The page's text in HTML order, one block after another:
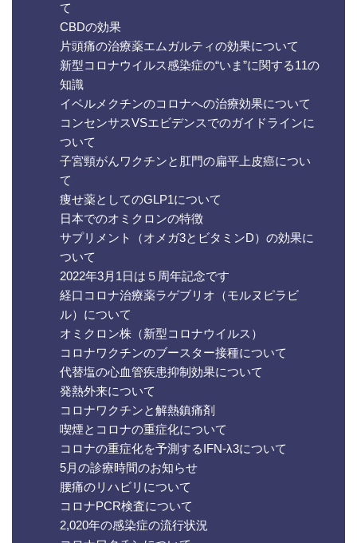
て
CBDの効果
片頭痛の治療薬エムガルティの効果について
新型コロナウイルス感染症の“いま”に関する11の
知識
イベルメクチンのコロナへの治療効果について
コンセンサスVSエビデンスでのガイドラインに
ついて
子宮頸がんワクチンと肛門の扁平上皮癌につい
て
痩せ薬としてのGLP1について
日本でのオミクロンの特徴
サプリメント（オメガ3とビタミンD）の効果に
ついて
2022年3月1日は５周年記念です
経口コロナ治療薬ラゲブリオ（モルヌピラビ
ル）について
オミクロン株（新型コロナウイルス）
コロナワクチンのブースター接種について
代替塩の心血管疾患抑制効果について
発熱外来について
コロナワクチンと解熱鎮痛剤
喫煙とコロナの重症化について
コロナの重症化を予測するIFN-λ3について
5月の診療時間のお知らせ
腰痛のリハビリについて
コロナPCR検査について
2,020年の感染症の流行状況